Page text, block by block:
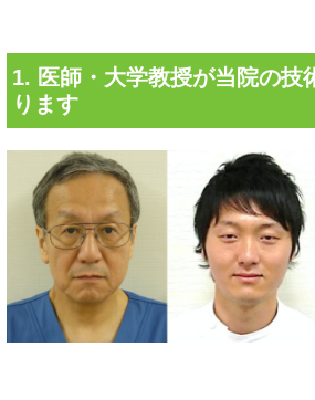
1. 医師・大学教授が当院の技
ります